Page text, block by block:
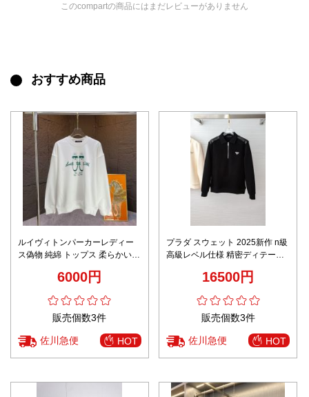
このcompartの商品にはまだレビューがありません
おすすめ商品
ルイヴィトンパーカーレディー
ス偽物 純綿 トップス 柔らかい
6000円
販売個数3件
佐川急便 HOT
プラダ スウェット 2025新作 n級
高級レベル仕様 精密ディテール
16500円
販売個数3件
佐川急便 HOT